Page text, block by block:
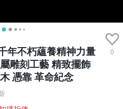
年不朽蘊養精神力量
雕刻工藝 精致擺飾
憑靠 革命紀念
0